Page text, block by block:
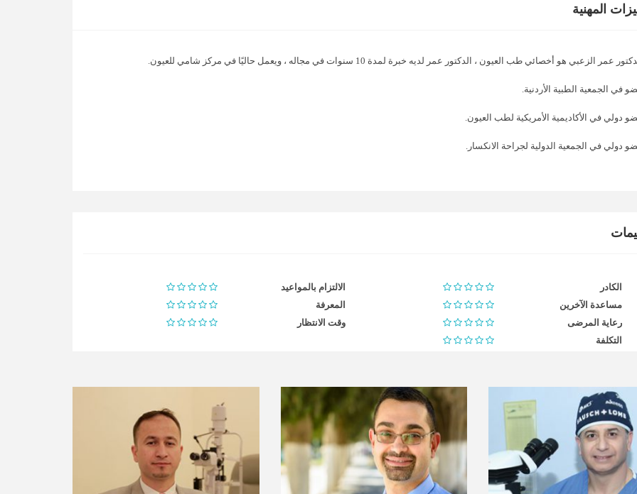
المهنية
عمر الزعبي هو أخصائي طب العيون ، الدكتور عمر لديه خبرة لمدة 10 سنوات في مجاله ، ويعمل حاليًا في مركز شامي للعيون.
في الجمعية الطبية الأردنية.
دولي في الأكاديمية الأمريكية لطب العيون.
دولي في الجمعية الدولية لجراحة الانكسار.
الكادر
الالتزام بالمواعيد
مساعدة الآخرين
المعرفة
رعاية المرضى
وقت الانتظار
التكلفة